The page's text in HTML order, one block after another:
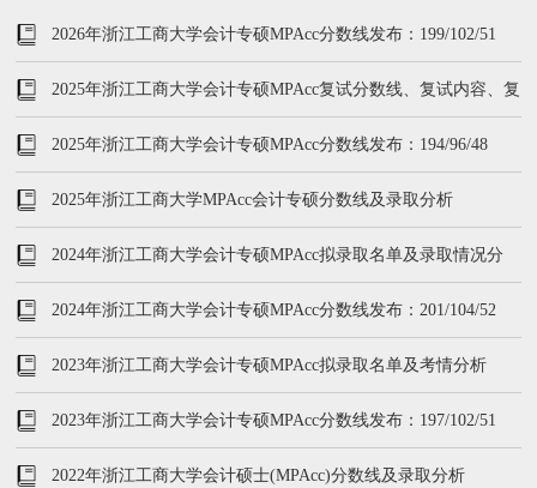
2026年浙江工商大学会计专硕MPAcc分数线发布：199/102/51
2025年浙江工商大学会计专硕MPAcc复试分数线、复试内容、复
试参考书
2025年浙江工商大学会计专硕MPAcc分数线发布：194/96/48
2025年浙江工商大学MPAcc会计专硕分数线及录取分析
2024年浙江工商大学会计专硕MPAcc拟录取名单及录取情况分
析！
2024年浙江工商大学会计专硕MPAcc分数线发布：201/104/52
2023年浙江工商大学会计专硕MPAcc拟录取名单及考情分析
2023年浙江工商大学会计专硕MPAcc分数线发布：197/102/51
2022年浙江工商大学会计硕士(MPAcc)分数线及录取分析